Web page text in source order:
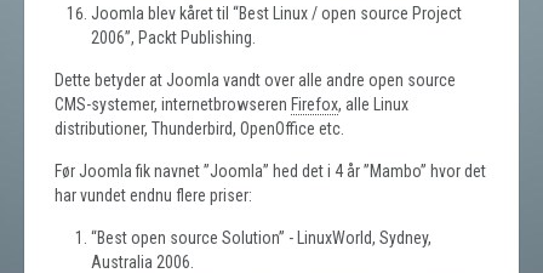
Joomla blev kåret til “Best Linux / open source Project
2006”, Packt Publishing.
Dette betyder at Joomla vandt over alle andre open source
CMS-systemer, internetbrowseren Firefox, alle Linux
distributioner, Thunderbird, OpenOffice etc.
Før Joomla fik navnet ”Joomla” hed det i 4 år ”Mambo” hvor det
har vundet endnu flere priser:
“Best open source Solution” - LinuxWorld, Sydney,
Australia 2006.